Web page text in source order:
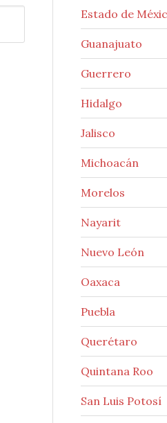
Estado de
Guanajuato
Guerrero
Hidalgo
Jalisco
Michoacán
Morelos
Nayarit
Nuevo León
Oaxaca
Puebla
Querétaro
Quintana Roo
San Luis Potosí